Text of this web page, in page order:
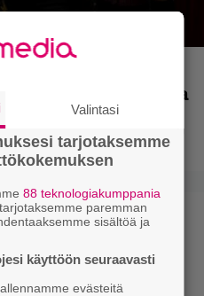
Madred ryydittää
kuvatulla
kusihädässä
Valintasi
tarjotaksemme
88 teknologiakumppania
paremman
sisältöä ja
käyttöön seuraavasti
evästeitä